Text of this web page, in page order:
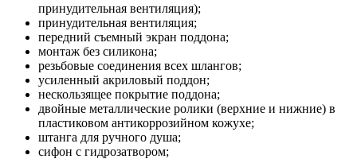
принудительная вентиляция);
принудительная вентиляция;
передний съемный экран поддона;
монтаж без силикона;
резьбовые соединения всех шлангов;
усиленный акриловый поддон;
нескользящее покрытие поддона;
двойные металлические ролики (верхние и нижние) в
пластиковом антикоррозийном кожухе;
штанга для ручного душа;
сифон с гидрозатвором;